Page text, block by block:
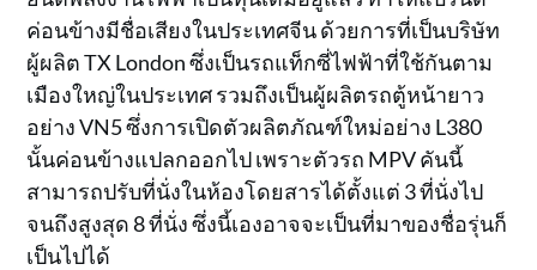
ค่อนข้างมีชื่อเสียงในประเทศจีน ด้วยการที่เป็นบริษัท
ผู้ผลิต TX London ซึ่งเป็นรถแท็กซี่ไฟฟ้าที่ใช้กันตาม
เมืองใหญ่ในประเทศ รวมถึงเป็นผู้ผลิตรถตู้หน้ายาว
อย่าง VN5 ซึ่งการเปิดตัวผลิตภัณฑ์ใหม่อย่าง L380
นั้นค่อนข้างแปลกออกไป เพราะตัวรถ MPV คันนี้
สามารถปรับที่นั่งในห้องโดยสารได้ตั้งแต่ 3 ที่นั่งไป
จนถึงสูงสุด 8 ที่นั่ง ซึ่งนี้เองอาจจะเป็นที่มาของชื่อรุ่นก็
เป็นไปได้